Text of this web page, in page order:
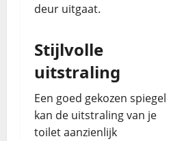
deur uitgaat.
Stijlvolle
uitstraling
Een goed gekozen spiegel
kan de uitstraling van je
toilet aanzienlijk